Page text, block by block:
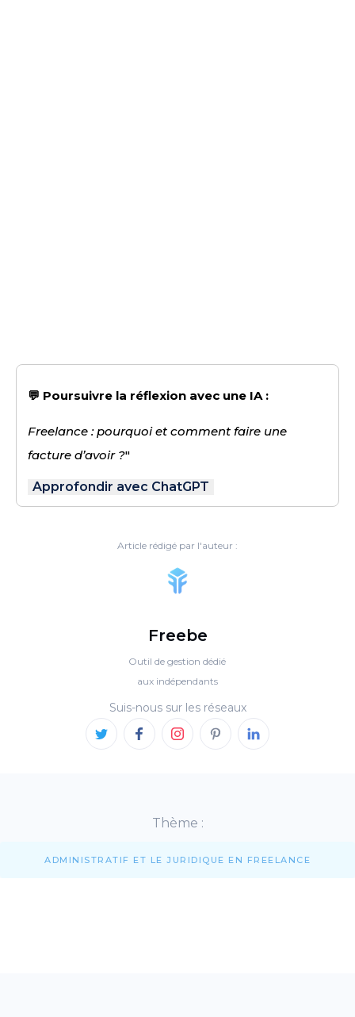
💬 Poursuivre la réflexion avec une IA :
Freelance : pourquoi et comment faire une
facture d’avoir ?"
Approfondir avec ChatGPT
Article rédigé par l'auteur :
Freebe
Outil de gestion dédié
aux indépendants
Suis-nous sur les réseaux
Thème :
ADMINISTRATIF ET LE JURIDIQUE EN FREELANCE